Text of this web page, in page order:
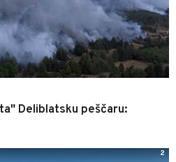
Deliblatsku peščaru:
2